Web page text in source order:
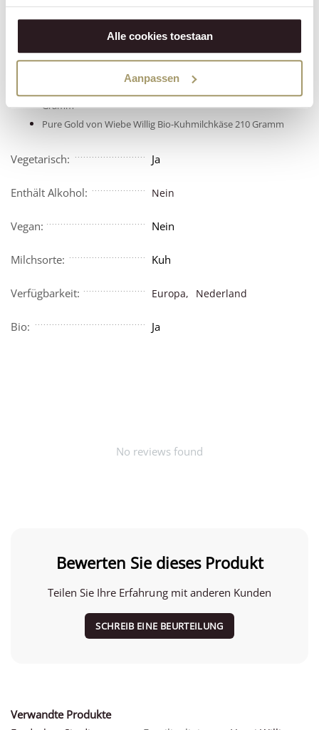
Alle cookies toestaan
Aanpassen
Nährwertinformationen zu gelangen:
Tremendous Truffle von Martin Willig Bio-Kuhmilchkäse 210
Gramm
Pure Gold von Wiebe Willig Bio-Kuhmilchkäse 210 Gramm
Vegetarisch: Ja
Enthält Alkohol: Nein
Vegan: Nein
Milchsorte: Kuh
Verfügbarkeit: Europa, Nederland
Bio: Ja
No reviews found
Bewerten Sie dieses Produkt
Teilen Sie Ihre Erfahrung mit anderen Kunden
SCHREIB EINE BEURTEILUNG
Verwandte Produkte